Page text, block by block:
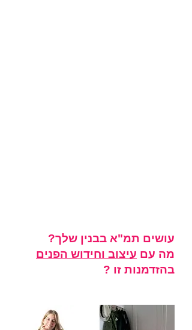
עושים תמ"א בבנין שלך?
מה עם עיצוב וחידוש הפנים
בהזדמנות זו ?